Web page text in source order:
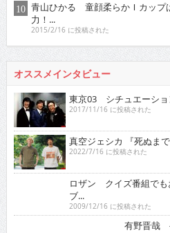
青山ひかる 童顔柔らかＩカップ
力！...
2015/2/16 に投稿された
オススメインタビュー
東京03 シチュエーショ
2017/11/16 に投稿された
真空ジェシカ 『死ぬま
2022/7/16 に投稿された
ロザン クイズ番組でも
ブ...
2009/12/16 に投稿された
有野晋哉 ゲーム・ア